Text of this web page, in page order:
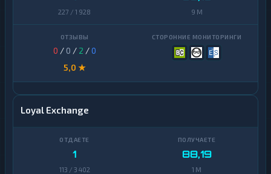
227 / 1 928 9 M
0 / 0 / 2 /0
5,0 ★
Loyal Exchange
1
113 / 3 402
88,19
1 M